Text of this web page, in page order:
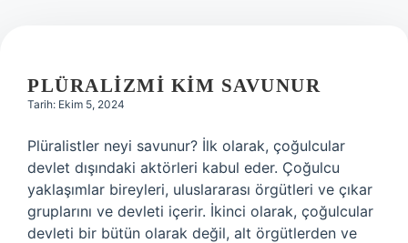
PLÜRALIZMI KIM SAVUNUR
Tarih: Ekim 5, 2024
Plüralistler neyi savunur? İlk olarak, çoğulcular
devlet dışındaki aktörleri kabul eder. Çoğulcu
yaklaşımlar bireyleri, uluslararası örgütleri ve çıkar
gruplarını ve devleti içerir. İkinci olarak, çoğulcular
devleti bir bütün olarak değil, alt örgütlerden ve